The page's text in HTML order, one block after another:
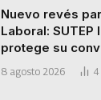
Nuevo revés
Laboral:
protege su
8 agosto 2026 4